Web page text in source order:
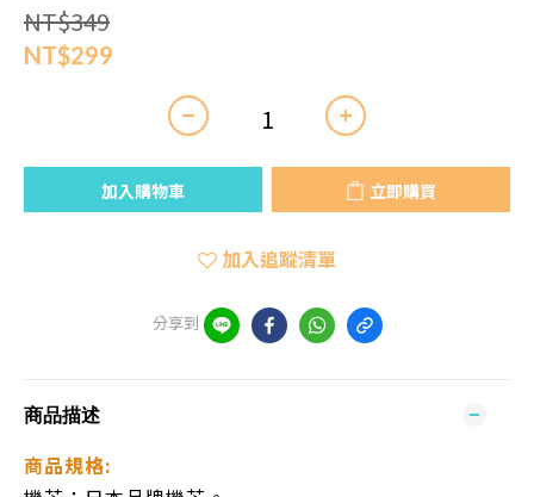
NT$349
NT$299
加入購物車 立即購買
加入追蹤清單
分享到
商品描述
商品規格: